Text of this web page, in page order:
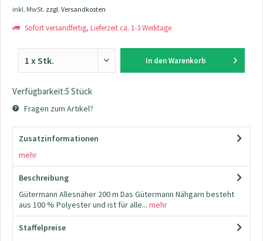
inkl. MwSt. zzgl. Versandkosten
Sofort versandfertig, Lieferzeit ca. 1-3 Werktage
In den Warenkorb
Verfügbarkeit:5 Stück
Fragen zum Artikel?
Zusatzinformationen
mehr
Beschreibung
Gütermann Allesnäher 200 m Das Gütermann Nähgarn besteht
aus 100 % Polyester und ist für alle... mehr
Staffelpreise